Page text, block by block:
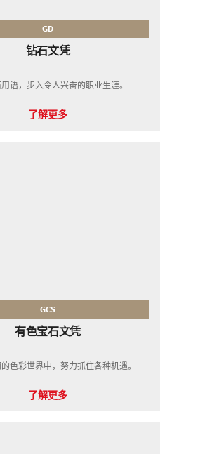
GD
钻石文凭
语，步入令人兴奋的职业生涯。
了解更多
GCS
有色宝石文凭
色彩世界中，努力​​抓住各种机遇。
了解更多